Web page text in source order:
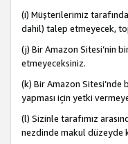
(i) Müşterilerimiz
dahil) talep etmeyecek,
(j) Bir Amazon Sitesi’nin
etmeyeceksiniz.
(k) Bir Amazon
yapması için yetki
(l) Sizinle tarafımız
nezdinde makul düzeyde